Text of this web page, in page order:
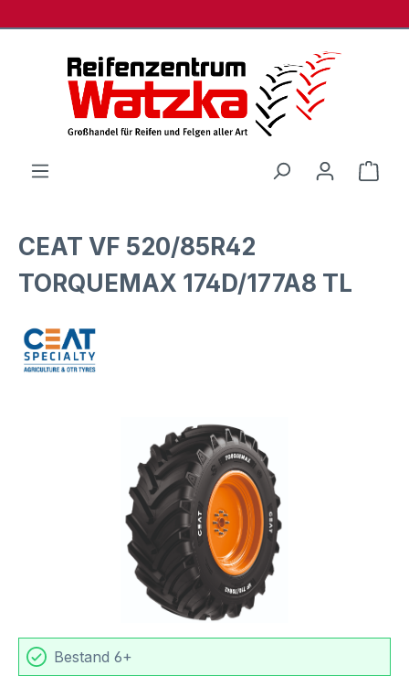
CEAT VF 520/85R42
TORQUEMAX 174D/177A8 TL
Bildergalerie überspringen
Bestand 6+